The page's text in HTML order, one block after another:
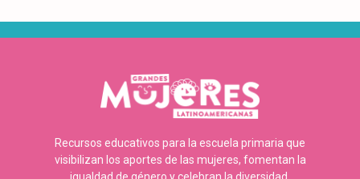
Recursos educativos para la escuela primaria que
visibilizan los aportes de las mujeres, fomentan la
igualdad de género y celebran la diversidad.